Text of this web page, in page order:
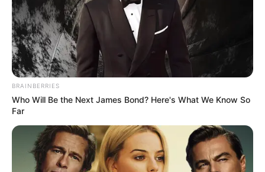
BRAINBERRIES
Who Will Be the Next James Bond? Here's What We Know So
Far